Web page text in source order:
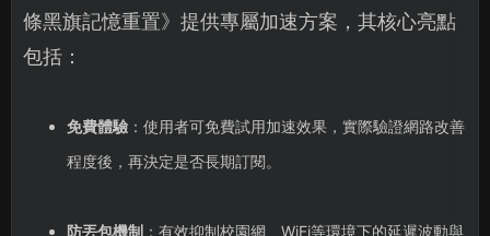
條黑旗記憶重置》提供專屬加速方案，其核心亮點
包括：
免費體驗：使用者可免費試用加速效果，實際驗證網路改善
程度後，再決定是否長期訂閱。
防丟包機制 ：有效抑制校園網、WiFi等環境下的延遲波動與